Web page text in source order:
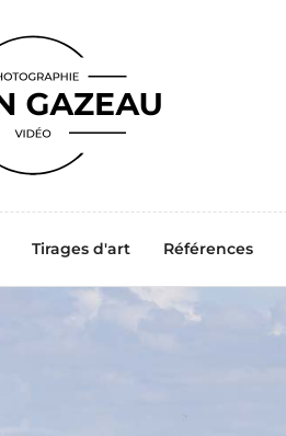
Tirages d'art Références